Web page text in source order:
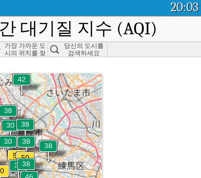
20:03
대기질 지수 (AQI)
Tokyo
米市
가장 가까운 도
시의 위치를 찾
당신의 도시를
검색하세요